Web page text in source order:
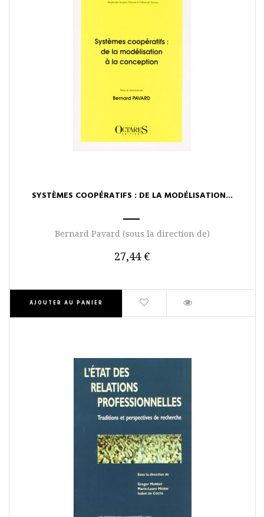
AJOUTER AU PANIER
SYSTÈMES COOPÉRATIFS : DE LA MODÉLISATION...
Bernard Pavard (sous la direction de)
27,44 €